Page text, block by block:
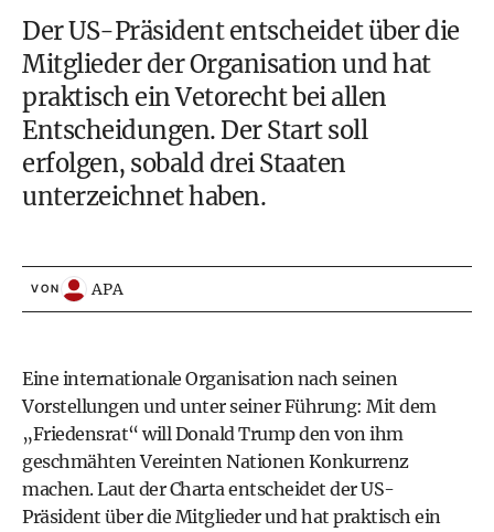
Der US-Präsident entscheidet über die
Mitglieder der Organisation und hat
praktisch ein Vetorecht bei allen
Entscheidungen. Der Start soll
erfolgen, sobald drei Staaten
unterzeichnet haben.
VON APA
Eine internationale Organisation nach seinen
Vorstellungen und unter seiner Führung: Mit dem
„Friedensrat“ will Donald Trump den von ihm
geschmähten Vereinten Nationen Konkurrenz
machen. Laut der Charta entscheidet der US-
Präsident über die Mitglieder und hat praktisch ein